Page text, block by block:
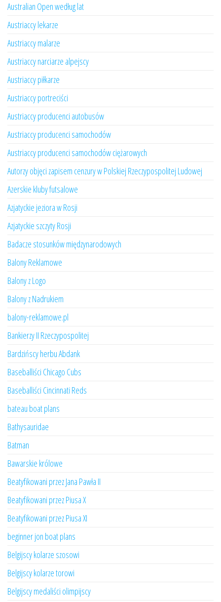
Australian Open według lat
Austriaccy lekarze
Austriaccy malarze
Austriaccy narciarze alpejscy
Austriaccy piłkarze
Austriaccy portreciści
Austriaccy producenci autobusów
Austriaccy producenci samochodów
Austriaccy producenci samochodów ciężarowych
Autorzy objęci zapisem cenzury w Polskiej Rzeczypospolitej Ludowej
Azerskie kluby futsalowe
Azjatyckie jeziora w Rosji
Azjatyckie szczyty Rosji
Badacze stosunków międzynarodowych
Balony Reklamowe
Balony z Logo
Balony z Nadrukiem
balony-reklamowe.pl
Bankierzy II Rzeczypospolitej
Bardzińscy herbu Abdank
Baseballiści Chicago Cubs
Baseballiści Cincinnati Reds
bateau boat plans
Bathysauridae
Batman
Bawarskie królowe
Beatyfikowani przez Jana Pawła II
Beatyfikowani przez Piusa X
Beatyfikowani przez Piusa XI
beginner jon boat plans
Belgijscy kolarze szosowi
Belgijscy kolarze torowi
Belgijscy medaliści olimpijscy